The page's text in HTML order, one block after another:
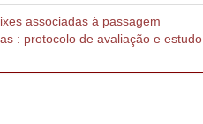
associadas à passagem
: protocolo de avaliação e estudo